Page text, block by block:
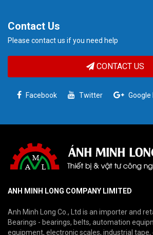
Contact Us
Please contact us if you need help
CONTACT US
Facebook Twitter Google
ANH MINH LONG COMPANY LIMITED
Anh Minh Long Co., Ltd is an importer and
Bearings - bearings, belts, automation
equipment, electronic scales, industrial tape,